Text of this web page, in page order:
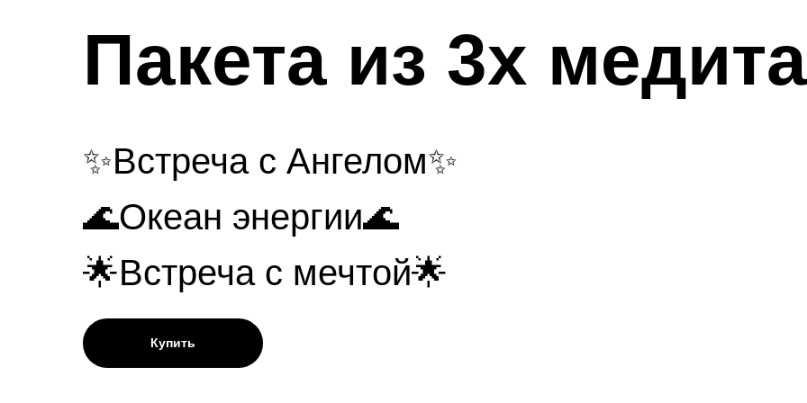
Пакета из 3х
✨Встреча с Ангелом✨
🌊Океан энергии🌊
🌟Встреча с мечтой🌟
Купить